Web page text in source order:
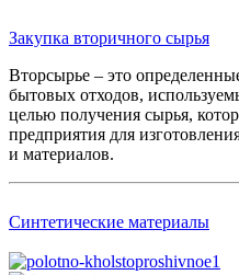
Закупка вторичного сырья
Вторсырье – это
бытовых отходов,
целью получения сырья,
предприятия для
и материалов.
Синтетические материалы